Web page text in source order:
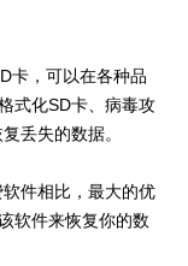
卡，可以在各种品
式化SD卡、病毒攻
丢失的数据。
件相比，最大的优
软件来恢复你的数